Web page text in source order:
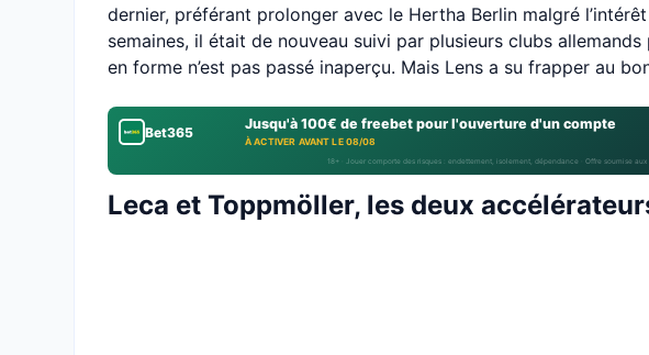
dernier, préférant prolonger avec le Hertha Berlin malgré
semaines, il était de nouveau suivi par plusieurs clubs
en forme n’est pas passé inaperçu. Mais Lens a su frapper au
Bet365 Jusqu'à 100€ de freebet pour l'ouverture d'un compte
À ACTIVER AVANT LE 08/08
18+ · Jouer comporte des risques : endettement, isolement, dépendance · Offre soumise
Leca et Toppmöller, les deux